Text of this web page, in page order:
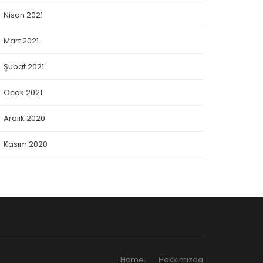
Nisan 2021
Mart 2021
Şubat 2021
Ocak 2021
Aralık 2020
Kasım 2020
Home Hakkımızda